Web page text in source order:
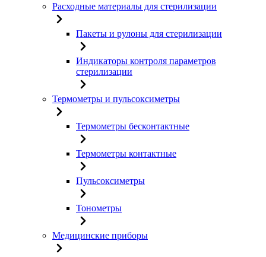
Расходные материалы для стерилизации
Пакеты и рулоны для стерилизации
Индикаторы контроля параметров
стерилизации
Термометры и пульсоксиметры
Термометры бесконтактные
Термометры контактные
Пульсоксиметры
Тонометры
Медицинские приборы